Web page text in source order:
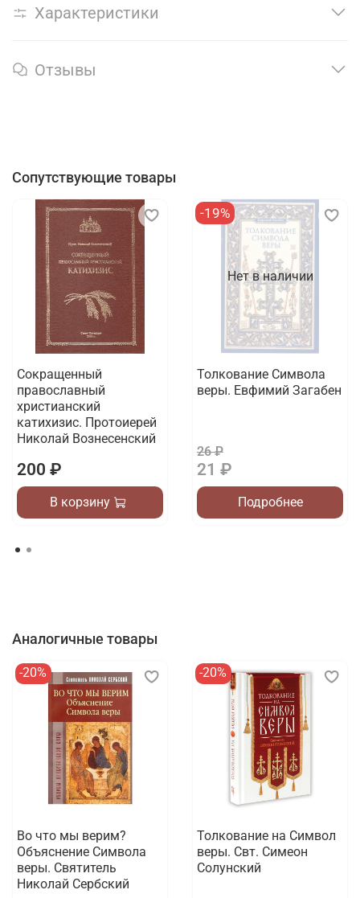
Характеристики
Отзывы
Сопутствующие товары
Сокращенный
православный
христианский
катихизис. Протоиерей
Николай Вознесенский
200 ₽
В корзину
Нет в наличии
-19%
Толкование Символа
веры. Евфимий Загабен
26 ₽
21 ₽
Подробнее
Аналогичные товары
-20%
Во что мы верим?
Объяснение Символа
веры. Святитель
Николай Сербский
-20%
Толкование на Символ
веры. Свт. Симеон
Солунский